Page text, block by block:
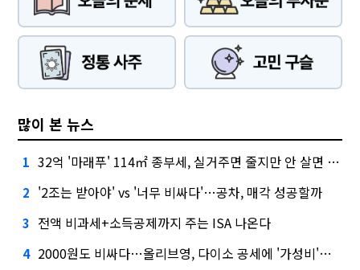
많이 본 뉴스
1 32억 '마래푸' 114㎡ 종부세, 실거주면 줄지만 안 살면 2.5배
2 '2조는 받아야' vs '너무 비싸다'…공차, 매각 성공할까
3 전액 비과세+소득공제까지 주는 ISA 나온다
4 2000원도 비싸다…올리브영, 다이소 공세에 '가성비'로 맞불